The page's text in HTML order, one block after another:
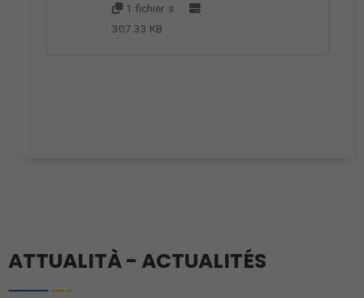
1 fichier·s
307.33 KB
ATTUALITÀ - ACTUALITÉS